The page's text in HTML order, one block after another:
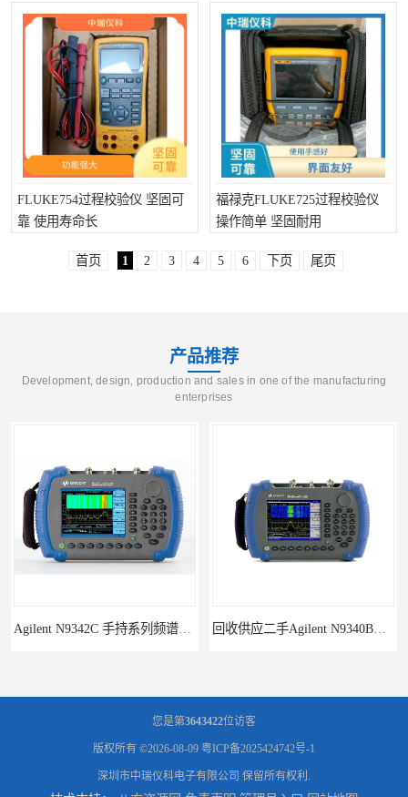
FLUKE754过程校验仪 坚固可
靠 使用寿命长
福禄克FLUKE725过程校验仪
操作简单 坚固耐用
首页 1 2 3 4 5 6 下页 尾页
产品推荐
Development, design, production and sales in one of the manufacturing
enterprises
您是第3643422位访客
版权所有 ©2026-08-09 粤ICP备2025424742号-1
深圳市中瑞仪科电子有限公司 保留所有权利.